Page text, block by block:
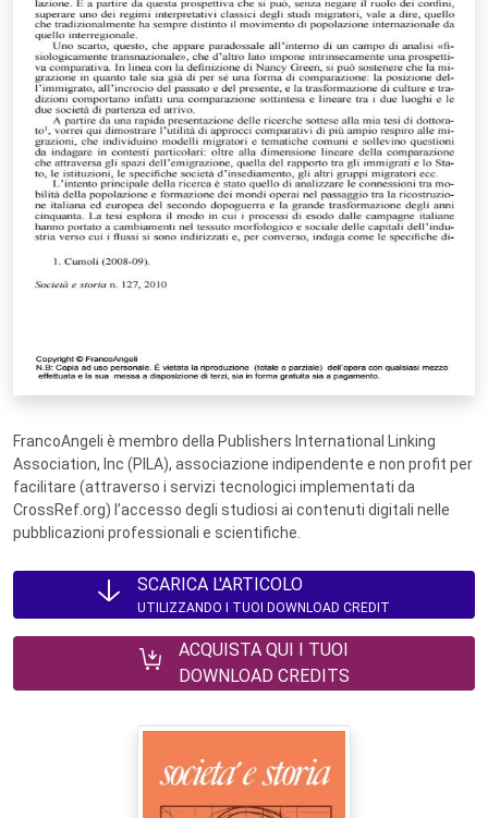
FrancoAngeli è membro della Publishers International Linking
Association, Inc (PILA), associazione indipendente e non profit per
facilitare (attraverso i servizi tecnologici implementati da
CrossRef.org) l’accesso degli studiosi ai contenuti digitali nelle
pubblicazioni professionali e scientifiche.
SCARICA L'ARTICOLO
UTILIZZANDO I TUOI DOWNLOAD CREDIT
ACQUISTA QUI I TUOI
DOWNLOAD CREDITS